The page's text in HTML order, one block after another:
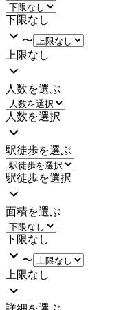
下限なし
〜
上限なし
人数を選ぶ
人数を選択
駅徒歩を選ぶ
駅徒歩を選択
面積を選ぶ
下限なし
〜
上限なし